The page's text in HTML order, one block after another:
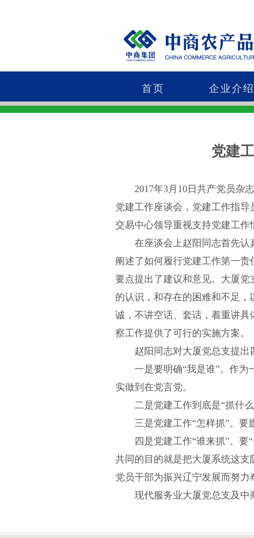
首页 企业介绍
党建
2017年3月10日共产党员杂志
党建工作座谈会，党建工作指
交易中心领导重视支持党建工作
在座谈会上赵阳同志首先认真
阐述了如何履行党建工作第一
要点提出了建议和意见。大厦
的认识，和存在的困难和不足
诚，不讲空话、套话，着重讲
察工作提供了可行的实施方案。
赵阳同志对大厦党总支提出
一是要明确“我是谁”。作为
实做到在党言党。
二是党建工作到底是“抓什么”
三是党建工作“怎样抓”。要旗
四是党建工作“谁来抓”。要“
共同的目的就是把大厦系统这
党员干部为振兴辽宁发展而努力
现代服务业大厦党总支及中商